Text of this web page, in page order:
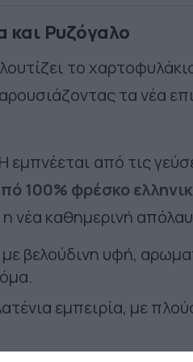
και Ρυζόγαλο
το
τα νέα
από τις
100% φρέσκο
νέα καθημερινή
βελούδινη υφή,
εμπειρία, με